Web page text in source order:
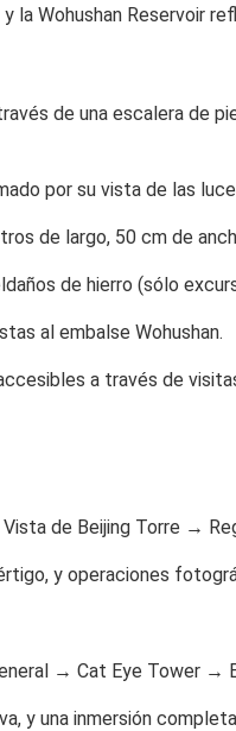
y la Wohushan Reservoir
de una escalera de
por su vista de las
de largo, 50 cm de
de hierro (sólo
al embalse Wohushan.
a través de
de Beijing Torre →
y operaciones
→ Cat Eye Tower →
y una inmersión